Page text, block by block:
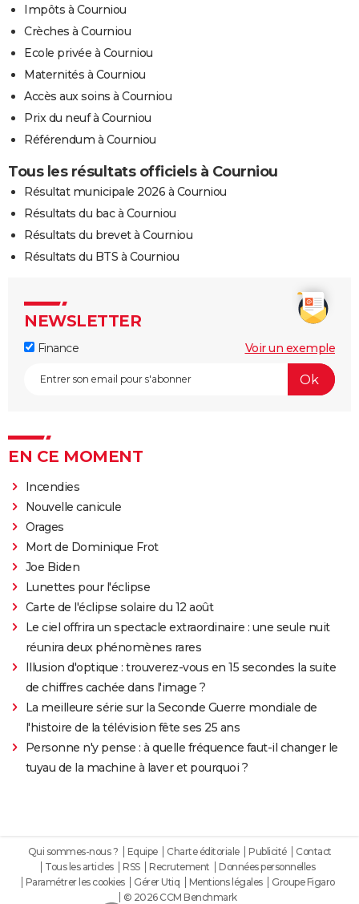
Impôts à Courniou
Crèches à Courniou
Ecole privée à Courniou
Maternités à Courniou
Accès aux soins à Courniou
Prix du neuf à Courniou
Référendum à Courniou
Tous les résultats officiels à Courniou
Résultat municipale 2026 à Courniou
Résultats du bac à Courniou
Résultats du brevet à Courniou
Résultats du BTS à Courniou
NEWSLETTER
Finance Voir un exemple
EN CE MOMENT
Incendies
Nouvelle canicule
Orages
Mort de Dominique Frot
Joe Biden
Lunettes pour l'éclipse
Carte de l'éclipse solaire du 12 août
Le ciel offrira un spectacle extraordinaire : une seule nuit
réunira deux phénomènes rares
Illusion d'optique : trouverez-vous en 15 secondes la suite
de chiffres cachée dans l'image ?
La meilleure série sur la Seconde Guerre mondiale de
l'histoire de la télévision fête ses 25 ans
Personne n'y pense : à quelle fréquence faut-il changer le
tuyau de la machine à laver et pourquoi ?
Qui sommes-nous ? Equipe Charte éditoriale Publicité
Contact
Tous les articles
RSS Recrutement
Données personnelles
Paramétrer les cookies
Gérer Utiq Mentions légales
Groupe Figaro
© 2026 CCM Benchmark